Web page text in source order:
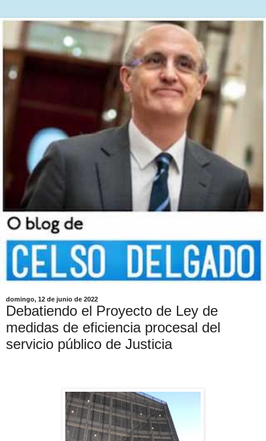
domingo, 12 de junio de 2022
Debatiendo el Proyecto de Ley de
medidas de eficiencia procesal del
servicio público de Justicia